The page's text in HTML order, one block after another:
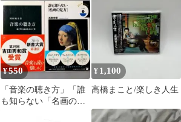
¥550
「音楽の聴き方」「誰
も知らない「名画の見
¥ 1,100
高橋まこと/楽しき人生